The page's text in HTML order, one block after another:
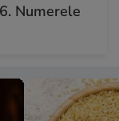
Numerele